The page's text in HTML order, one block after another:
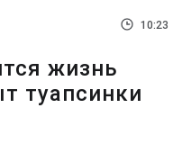
10:23
жизнь
туапсинки